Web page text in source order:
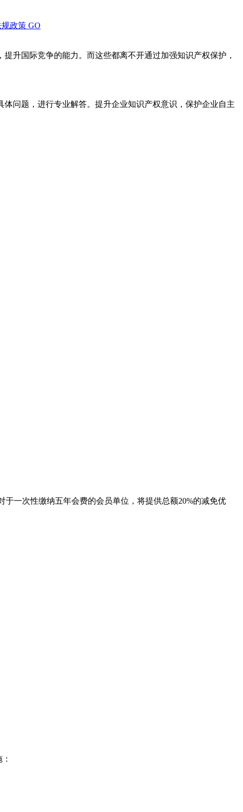
规政策 GO
升国际竞争的能力。而这些都离不开通过加强知识产权保护，
问题，进行专业解答。提升企业知识产权意识，保护企业自主
一次性缴纳五年会费的会员单位，将提供总额20%的减免优